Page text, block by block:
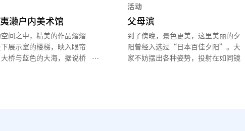
濑户内美术馆
间之中，精美的作品熠熠
展示室的楼梯，映入眼帘
桥与蓝色的大海，据说桥
活动
父母滨
到了傍晚，景色更美，这里美丽的夕
阳曾经入选过“日本百佳夕阳”。大
家不妨摆出各种姿势，投射在如同镜